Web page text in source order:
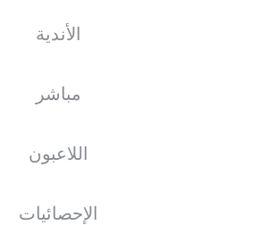
الأندية
مباشر
اللاعبون
الإحصائيات